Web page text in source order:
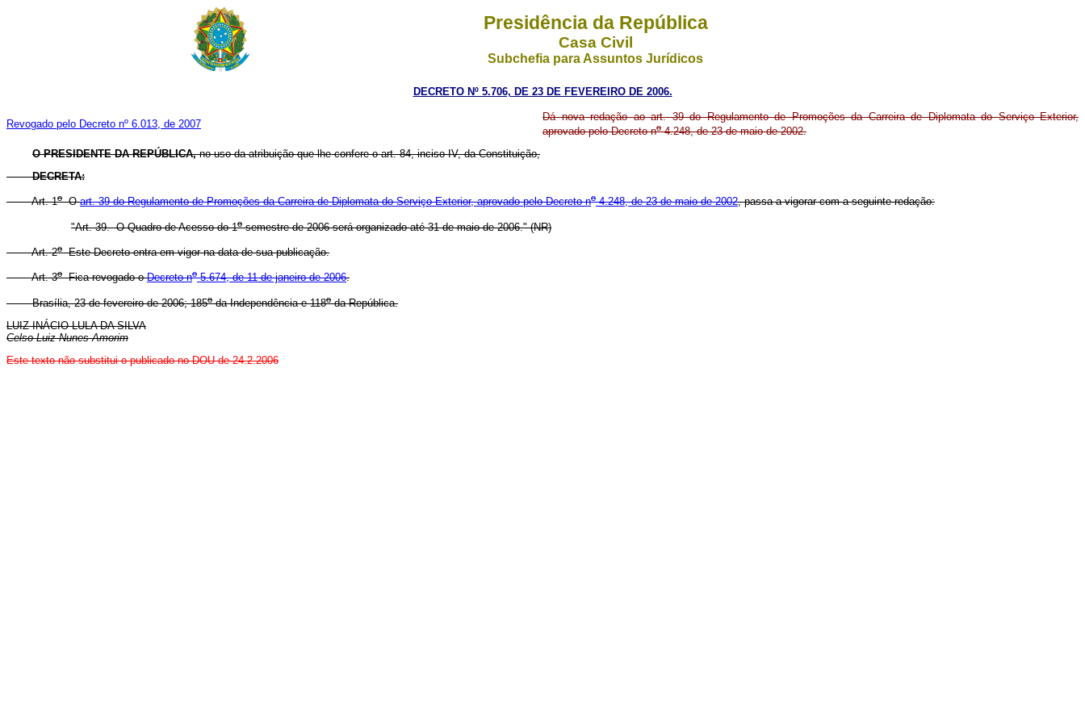
Presidência da República
Casa Civil
Subchefia para Assuntos Jurídicos
DECRETO Nº 5.706, DE 23 DE FEVEREIRO DE 2006.
Revogado pelo Decreto nº 6.013, de 2007
Dá nova redação ao art. 39 do Regulamento de Promoções da Carreira de Diplomata do Serviço Exterior,
aprovado pelo Decreto no4.248, de 23 de maio de 2002.
O PRESIDENTE DA REPÚBLICA,no uso da atribuição que lhe confere o art. 84, inciso IV, da Constituição,
DECRETA:
Art. 1oOart. 39 do Regulamento de Promoções da Carreira de Diplomata do Serviço Exterior, aprovado pelo Decreto no4.248, de 23 de maio de 2002, passa a vigorar com a seguinte redação:
"Art. 39. O Quadro de Acesso do 1osemestre de 2006 será organizado até 31 de maio de 2006." (NR)
Art. 2oEste Decreto entra em vigor na data de sua publicação.
Art. 3oFica revogado oDecreto no5.674, de 11 de janeiro de 2006.
Brasília, 23 de fevereiro de 2006; 185oda Independência e 118oda República.
LUIZ INÁCIO LULA DA SILVA
Celso Luiz Nunes Amorim
Este texto não substitui o publicado no DOU de24.2.2006